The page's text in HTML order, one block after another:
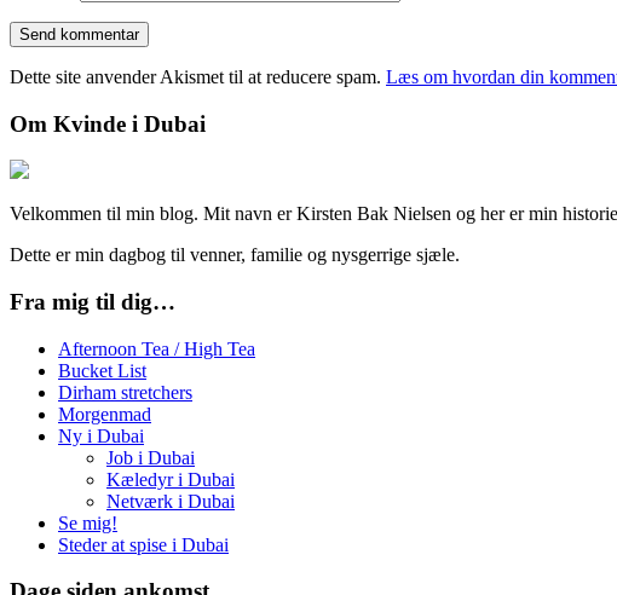
Dette site anvender Akismet til at reducere spam. Læs om hvordan din
Om Kvinde i Dubai
Velkommen til min blog. Mit navn er Kirsten Bak Nielsen og her er min
Dette er min dagbog til venner, familie og nysgerrige sjæle.
Fra mig til dig…
Afternoon Tea / High Tea
Bucket List
Dirham stretchers
Morgenmad
Ny i Dubai
Job i Dubai
Kæledyr i Dubai
Netværk i Dubai
Se mig!
Steder at spise i Dubai